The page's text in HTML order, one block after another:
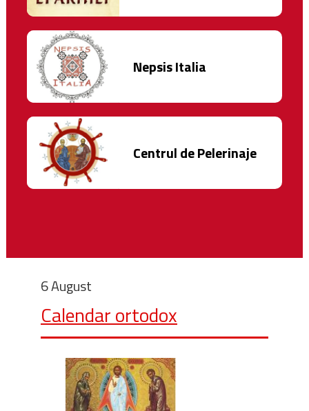
Nepsis Italia
Centrul de Pelerinaje
6 August
Calendar ortodox